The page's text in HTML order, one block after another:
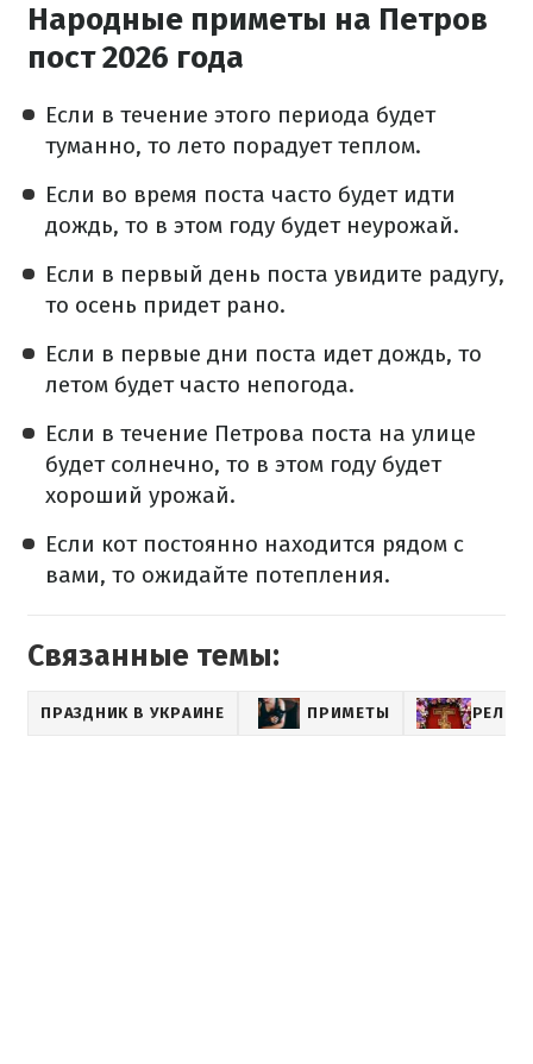
Народные приметы на Петров
пост 2026 года
Если в течение этого периода будет
туманно, то лето порадует теплом.
Если во время поста часто будет идти
дождь, то в этом году будет неурожай.
Если в первый день поста увидите радугу,
то осень придет рано.
Если в первые дни поста идет дождь, то
летом будет часто непогода.
Если в течение Петрова поста на улице
будет солнечно, то в этом году будет
хороший урожай.
Если кот постоянно находится рядом с
вами, то ожидайте потепления.
Связанные темы:
ПРАЗДНИК В УКРАИНЕ ПРИМЕТЫ